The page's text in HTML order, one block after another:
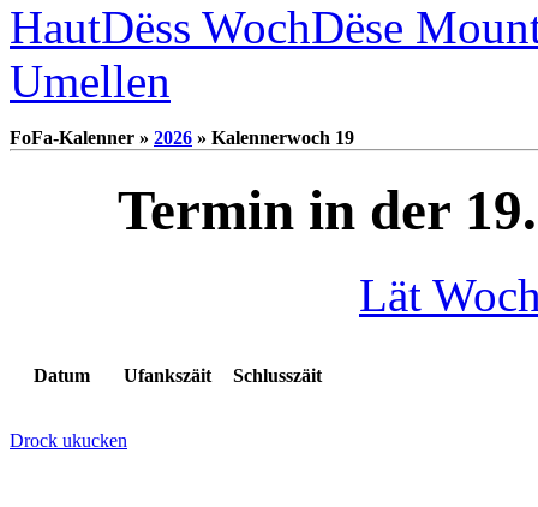
HautDëss WochDëse
Umellen
FoFa-Kalenner » 2026 » Kalennerwoch 19
Termin in der
Lät
Datum Ufankszäit Schlusszäit
Drock ukucken